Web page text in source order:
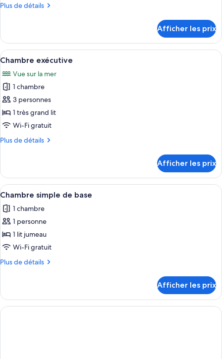
chambre :
double
Plus de détails
Plus
Chambre
Standard
double
Afficher les prix
Afficher
toutes
les
photos
pour
ce
type
chambre :
Une chambre d’hôtel avec un
1
Chambre exécutive
Vue sur la mer
1 chambre
3 personnes
1 très grand lit
Wi-Fi gratuit
Plus de détails
Plus
Chambre
exécutive
Afficher les prix
Afficher
toutes
les
photos
pour
ce
type
Chambre
simple
de
Un lit bien fait, avec une tête de lit
1
Chambre simple de base
1 chambre
1 personne
1 lit jumeau
Wi-Fi gratuit
Plus de détails
Plus
Chambre
simple
de
Afficher les prix